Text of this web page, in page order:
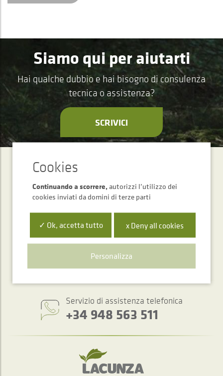
Siamo qui per aiutarti
Hai qualche dubbio e hai bisogno di consulenza
tecnica o assistenza?
SCRIVICI
ABBONAMENTO ALLA
Newsletter
INVIARE
Servizio di assistenza telefonica
+34 948 563 511
Continuando a scorrere, autorizzi l’utilizzo dei
cookies inviati da domini di terze parti
✓ Ok, accetta tutto x Deny all cookies
Personalizza